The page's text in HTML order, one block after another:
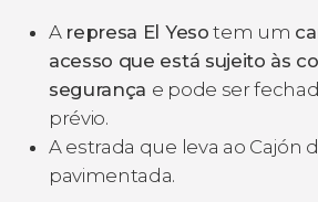
A represa El Yeso tem um
acesso que está sujeito às
segurança e pode ser
prévio.
A estrada que leva ao Cajón
pavimentada.